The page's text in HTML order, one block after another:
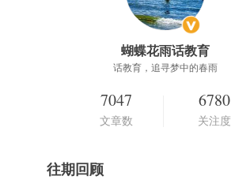
蝴蝶花雨话教育
话教育，追寻梦中的春雨
7047
文章数
6780
关注度
往期回顾